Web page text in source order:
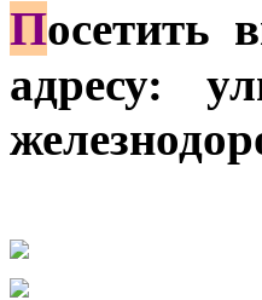
Посетить
адресу: